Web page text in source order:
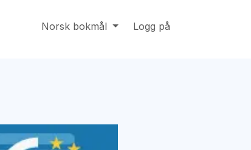
Online støtte Stillinger
Norsk bokmål Logg på